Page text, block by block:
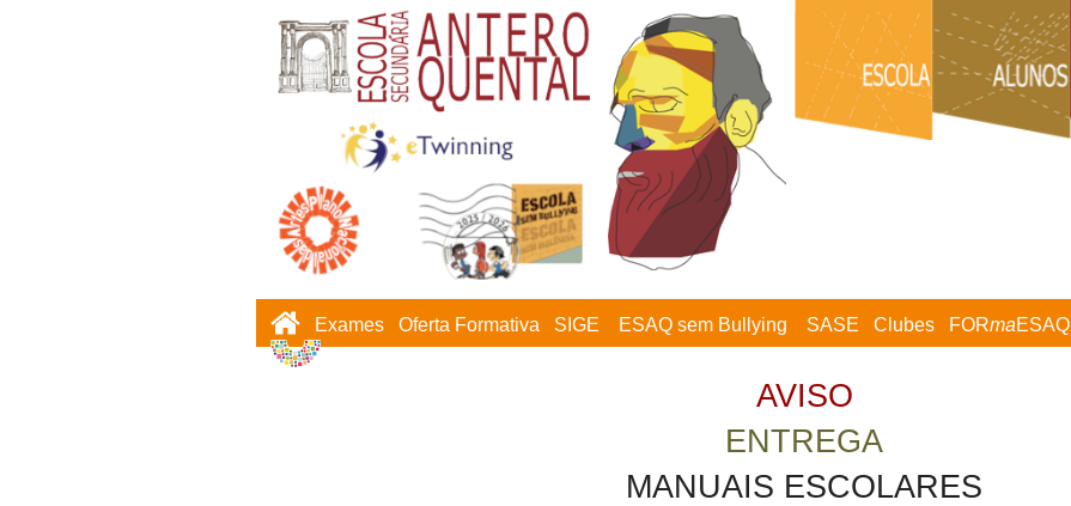
Exames Oferta Formativa SIGE ESAQ sem Bullying SASE Clubes FORmaESAQ
AVISO
ENTREGA
MANUAIS ESCOLARES